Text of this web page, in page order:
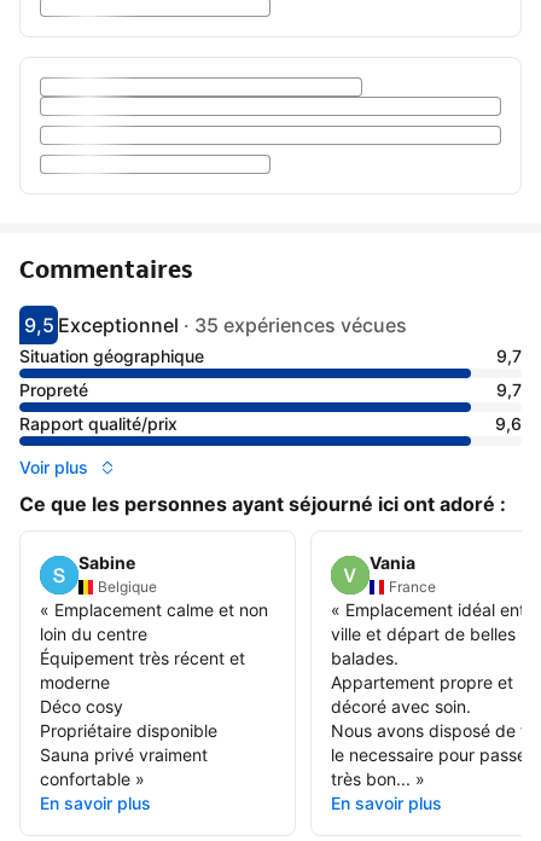
Commentaires
Avec une note de 9.5
9,5
exceptionnel
Exceptionnel · 35 expériences vécues
Situation géographique
9,7
Propreté
9,7
Rapport qualité/prix
9,6
Voir plus
Ce que les personnes ayant séjourné ici ont adoré :
Sabine
Belgique
« Emplacement calme et non
loin du centre
Équipement très récent et
moderne
Déco cosy
Propriétaire disponible
Sauna privé vraiment
confortable »
En savoir plus
Vania
France
« Emplacement idéal
ville et départ de belles
balades.
Appartement propre et
décoré avec soin.
Nous avons disposé de
le necessaire pour passer
très bon... »
En savoir plus